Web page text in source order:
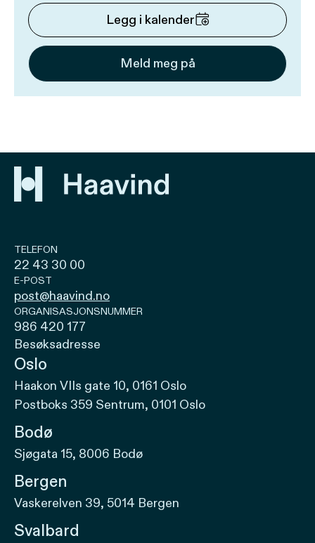
Legg i kalender
TELEFON
22 43 30 00
E-POST
post@haavind.no
ORGANISASJONSNUMMER
986 420 177
Besøksadresse
Oslo
Haakon VIIs gate 10, 0161 Oslo
Postboks 359 Sentrum, 0101 Oslo
Bodø
Sjøgata 15, 8006 Bodø
Bergen
Vaskerelven 39, 5014 Bergen
Svalbard